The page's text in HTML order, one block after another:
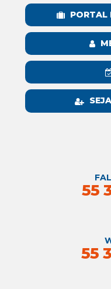
PORTAL
55
55